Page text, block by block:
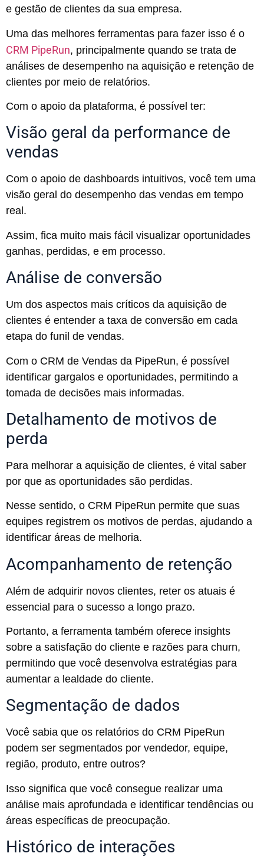
e gestão de clientes da sua empresa.
Uma das melhores ferramentas para fazer isso é o
CRM PipeRun, principalmente quando se trata de
análises de desempenho na aquisição e retenção de
clientes por meio de relatórios.
Com o apoio da plataforma, é possível ter:
Visão geral da performance de
vendas
Com o apoio de dashboards intuitivos, você tem uma
visão geral do desempenho das vendas em tempo
real.
Assim, fica muito mais fácil visualizar oportunidades
ganhas, perdidas, e em processo.
Análise de conversão
Um dos aspectos mais críticos da aquisição de
clientes é entender a taxa de conversão em cada
etapa do funil de vendas.
Com o CRM de Vendas da PipeRun, é possível
identificar gargalos e oportunidades, permitindo a
tomada de decisões mais informadas.
Detalhamento de motivos de
perda
Para melhorar a aquisição de clientes, é vital saber
por que as oportunidades são perdidas.
Nesse sentido, o CRM PipeRun permite que suas
equipes registrem os motivos de perdas, ajudando a
identificar áreas de melhoria.
Acompanhamento de retenção
Além de adquirir novos clientes, reter os atuais é
essencial para o sucesso a longo prazo.
Portanto, a ferramenta também oferece insights
sobre a satisfação do cliente e razões para churn,
permitindo que você desenvolva estratégias para
aumentar a lealdade do cliente.
Segmentação de dados
Você sabia que os relatórios do CRM PipeRun
podem ser segmentados por vendedor, equipe,
região, produto, entre outros?
Isso significa que você consegue realizar uma
análise mais aprofundada e identificar tendências ou
áreas específicas de preocupação.
Histórico de interações